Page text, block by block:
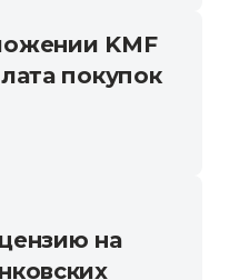
KMF
покупок
на